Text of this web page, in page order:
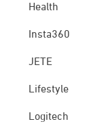
Health
Insta360
JETE
Lifestyle
Logitech